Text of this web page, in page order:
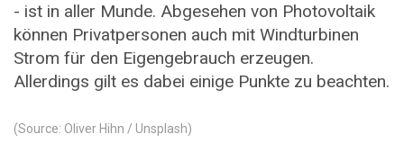
- ist in aller Munde. Abgesehen von Photovoltaik
können Privatpersonen auch mit Windturbinen
Strom für den Eigengebrauch erzeugen.
Allerdings gilt es dabei einige Punkte zu beachten.
(Source: Oliver Hihn / Unsplash)